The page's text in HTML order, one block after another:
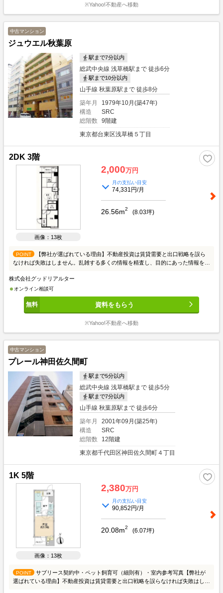
ような物件が良いかという判断をしております。業界20年の経験者が全スタッ
紹介可能でございます。但し、フルローンや低金利には取扱いできる物件指定が
あるため出口リスクもございます。どのファイナンスやプランが良いか、ご相談
していきましょう。レバレッジのメリット、デメリットもご参考ください。≪賃
貸管理≫購入後の不動産運用について、お任せください。良質な費用面とサービ
スの質で好評頂いております。ご不安ある空室対策も、自信ある賃貸仲介ネット
ワークで早期解決をしております。お気軽に詳細などご相談下さい。≪ご相談方
法≫スタッフとの商談は、まずお客様のご要望や希望、不安や問題をお聞かせい
ただき、必要な不動産情報と投資についてご説明いたします。そして、お客様の
抱える不安や問題が不動産で解決できるかご一緒にご相談させてください。購入
については、問題が解決してから進めてまいりましょう。ご相談場所は、弊社で
も外でも可能です。 オンラインを希望の方もお気軽にお問合せ下さい。
※Yahoo!不動産へ移動
中古マンション
ジュウエル秋葉原
駅まで7分以内
総武中央線 浅草橋駅まで 徒歩6分
駅まで10分以内
山手線 秋葉原駅まで 徒歩8分
築年月
1979年10月(築47年)
構造
SRC
総階数
9階建
東京都台東区浅草橋５丁目
2DK 3階
画像：13枚
2,000万円
月の支払い目安
74,331円/月
26.56m2 (8.03坪)
POINT
【弊社が選ばれている理由】不動産投資は賃貸需要と出口戦略を誤ら
なければ失敗はしません。乱雑する多くの情報を精査し、目的にあった情報を提
失敗例をご説明いたします。投資家の方々には、お手間かからないようスムーズ
な取引を心がけております。皆様からのご連絡こころよりお待ちしております。
≪物件の質と量≫東京23区を中心に賃貸需要を考え収益性が高い物件を取り扱
っております。個人、法人、不動産会社から多くの情報を収集し、ご希望にお応
えできる物件をピックアップしております。≪スタッフ≫入居者の目線からどの
ような物件が良いかという判断をしております。業界20年の経験者が全スタッ
紹介可能でございます。但し、フルローンや低金利には取扱いできる物件指定が
あるため出口リスクもございます。どのファイナンスやプランが良いか、ご相談
していきましょう。レバレッジのメリット、デメリットもご参考ください。≪賃
貸管理≫購入後の不動産運用について、お任せください。良質な費用面とサービ
スの質で好評頂いております。ご不安ある空室対策も、自信ある賃貸仲介ネット
ワークで早期解決をしております。お気軽に詳細などご相談下さい。≪ご相談方
法≫スタッフとの商談は、まずお客様のご要望や希望、不安や問題をお聞かせい
ただき、必要な不動産情報と投資についてご説明いたします。そして、お客様の
抱える不安や問題が不動産で解決できるかご一緒にご相談させてください。購入
については、問題が解決してから進めてまいりましょう。ご相談場所は、弊社で
も外でも可能です。 オンラインを希望の方もお気軽にお問合せ下さい。
株式会社グッドリアルター
オンライン相談可
資料をもらう
※Yahoo!不動産へ移動
中古マンション
プレール神田佐久間町
駅まで5分以内
総武中央線 浅草橋駅まで 徒歩5分
駅まで7分以内
山手線 秋葉原駅まで 徒歩6分
築年月
2001年09月(築25年)
構造
SRC
総階数
12階建
東京都千代田区神田佐久間町４丁目
1K 5階
画像：13枚
2,380万円
月の支払い目安
90,852円/月
20.08m2 (6.07坪)
POINT
サブリース契約中・ペット飼育可（細則有）・室内参考写真【弊社が
選ばれている理由】不動産投資は賃貸需要と出口戦略を誤らなければ失敗はしま